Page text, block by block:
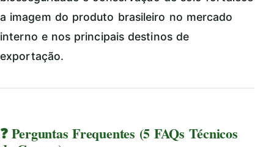
a imagem do produto brasileiro no mercado
interno e nos principais destinos de
exportação.
❓ Perguntas Frequentes (5 FAQs Técnicos